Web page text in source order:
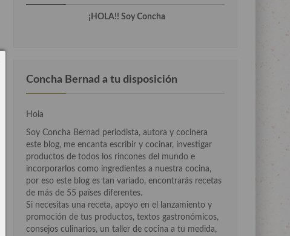
¡HOLA!! Soy Concha
Concha Bernad a tu disposición
Hola
Soy Concha Bernad periodista, autora y cocinera
este blog, me encanta escribir y cocinar, investigar
productos de todos los rincones del mundo e
incorporarlos como ingredientes a nuestra cocina,
por eso este blog es tan variado, encontrarás recetas
de más de 55 países diferentes.
Si necesitas una receta, apoyo en el lanzamiento y
promoción de tus productos, textos gastronómicos,
consejos culinarios, un taller de cocina a tu medida,